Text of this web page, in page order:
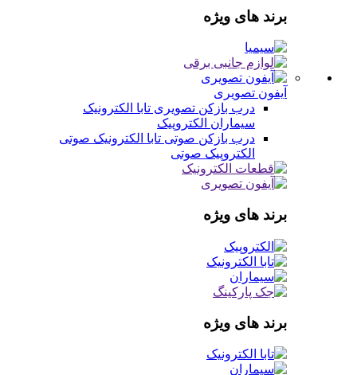
برند های ویژه
آیفون تصویری
درب بازکن تصویری تابا الکترونیک
سیماران الکتروپیک
درب بازکن صوتی تابا الکترونیک صوتی
الکتروپیک صوتی
برند های ویژه
برند های ویژه